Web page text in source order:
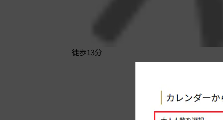
徒歩13分